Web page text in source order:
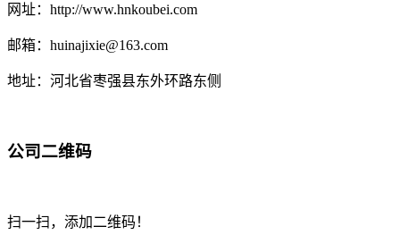
网址：http://www.hnkoubei.com
邮箱：huinajixie@163.com
地址：河北省枣强县东外环路东侧
公司二维码
扫一扫，添加二维码！